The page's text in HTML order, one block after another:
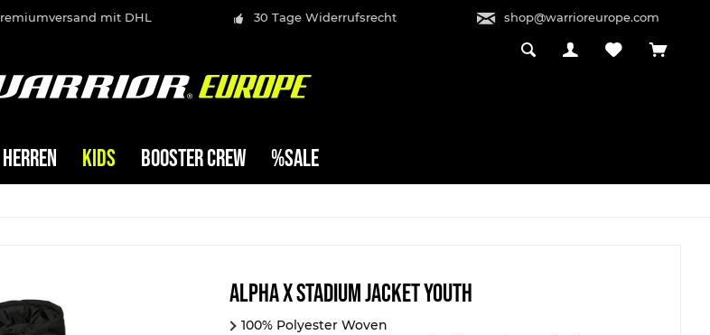
mit DHL 30 Tage Widerrufsrecht shop@warrioreurope.com
HERREN KIDS BOOSTER CREW %SALE
Alpha X Stadium Jacket Youth
100% Polyester Woven